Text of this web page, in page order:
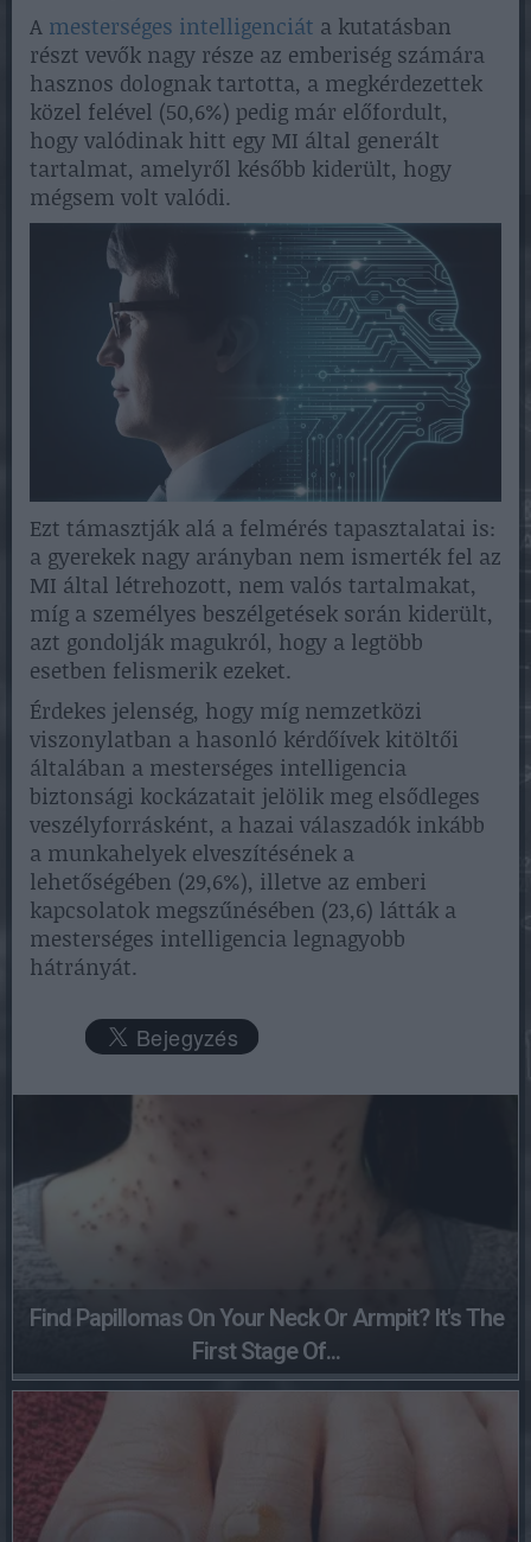
A mesterséges intelligenciát a kutatásban
részt vevők nagy része az emberiség számára
hasznos dolognak tartotta, a megkérdezettek
közel felével (50,6%) pedig már előfordult,
hogy valódinak hitt egy MI által generált
tartalmat, amelyről később kiderült, hogy
mégsem volt valódi.
Ezt támasztják alá a felmérés tapasztalatai is:
a gyerekek nagy arányban nem ismerték fel az
MI által létrehozott, nem valós tartalmakat,
míg a személyes beszélgetések során kiderült,
azt gondolják magukról, hogy a legtöbb
esetben felismerik ezeket.
Érdekes jelenség, hogy míg nemzetközi
viszonylatban a hasonló kérdőívek kitöltői
általában a mesterséges intelligencia
biztonsági kockázatait jelölik meg elsődleges
veszélyforrásként, a hazai válaszadók inkább
a munkahelyek elveszítésének a
lehetőségében (29,6%), illetve az emberi
kapcsolatok megszűnésében (23,6) látták a
mesterséges intelligencia legnagyobb
hátrányát.
Find Papillomas On Your Neck Or Armpit? It's The
First Stage Of...